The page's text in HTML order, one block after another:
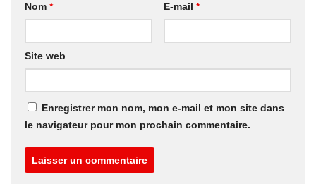
Nom * E-mail *
Site web
Enregistrer mon nom, mon e-mail et mon site dans
le navigateur pour mon prochain commentaire.